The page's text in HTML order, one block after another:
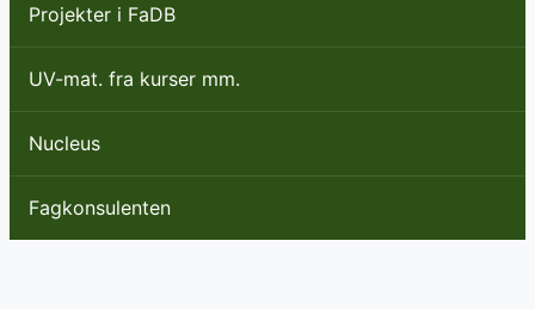
Projekter i FaDB
UV-mat. fra kurser mm.
Nucleus
Fagkonsulenten